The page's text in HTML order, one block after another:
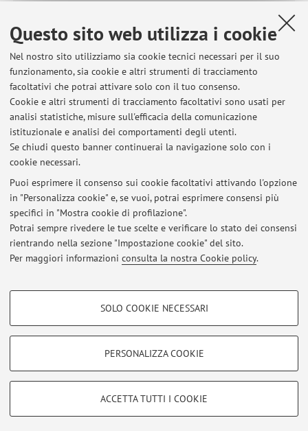
Questo sito web utilizza i cookie
Nel nostro sito utilizziamo sia cookie tecnici necessari per il suo
funzionamento, sia cookie e altri strumenti di tracciamento
facoltativi che potrai attivare solo con il tuo consenso.
Cookie e altri strumenti di tracciamento facoltativi sono usati per
analisi statistiche, misure sull'efficacia della comunicazione
istituzionale e analisi dei comportamenti degli utenti.
Se chiudi questo banner continuerai la navigazione solo con i
cookie necessari.
Puoi esprimere il consenso sui cookie facoltativi attivando l'opzione
in "Personalizza cookie" e, se vuoi, potrai esprimere consensi più
specifici in "Mostra cookie di profilazione".
Potrai sempre rivedere le tue scelte e verificare lo stato dei consensi
rientrando nella sezione "Impostazione cookie" del sito.
Per maggiori informazioni consulta la nostra Cookie policy.
COOKIE DI PROFILAZIONE - FACOLTATIVI
COOKIE TECNICI - NECESSARI
Si tratta di cookie tecnici utilizzati, a titolo esemplificativo, per il corretto
SOLO COOKIE NECESSARI
PERSONALIZZA COOKIE
ACCETTA TUTTI I COOKIE
11173 - STUDI DI FABBRICAZIONE
57996 - STUDI DI FABBRICAZIONE L
28649 - STUDI DI FABBRICAZIONE T-1
33929 - TECNOLOGIE SPECIALI M
Ultimi avvisi
Orario di Ricevimento
Pubblicato il: 18 novembre 2021
Area riservata
Accedi tramiteloginper gestire tutti i contenuti del sito.
Zamboni, 33 - 40126 Bologna - Partita IVA: 01131710376